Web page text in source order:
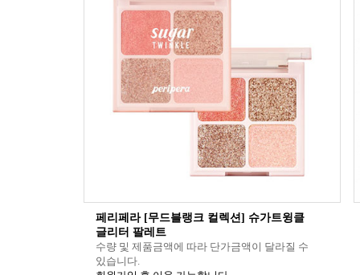
페리페라 [무드블랭크 컬렉션] 슈가트윙클
글리터 팔레트
수량 및 제품금액에 따라 단가금액이 달라질 수
있습니다.